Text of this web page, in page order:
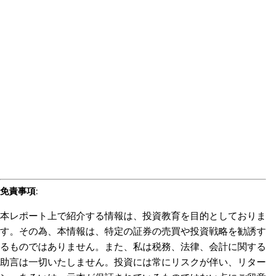
免責事項:
本レポート上で紹介する情報は、投資教育を目的としておりま
す。その為、本情報は、特定の証券の売買や投資戦略を勧誘す
るものではありません。また、私は税務、法律、会計に関する
助言は一切いたしません。投資には常にリスクが伴い、リター